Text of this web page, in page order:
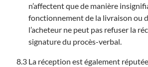
n’affectent que de manière
fonctionnement de la livraison ou
l’acheteur ne peut pas refuser la
signature du procès-verbal.
8.3 La réception est également